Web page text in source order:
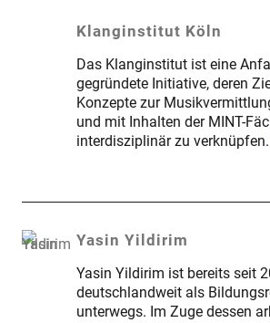
Klanginstitut Köln
Das Klanginstitut ist eine
gegründete Initiative, deren
Konzepte zur
und mit Inhalten der MINT-
interdisziplinär zu verknüpfen.
Yasin Yildirim
Yasin Yildirim ist bereits seit
deutschlandweit als
unterwegs. Im Zuge dessen